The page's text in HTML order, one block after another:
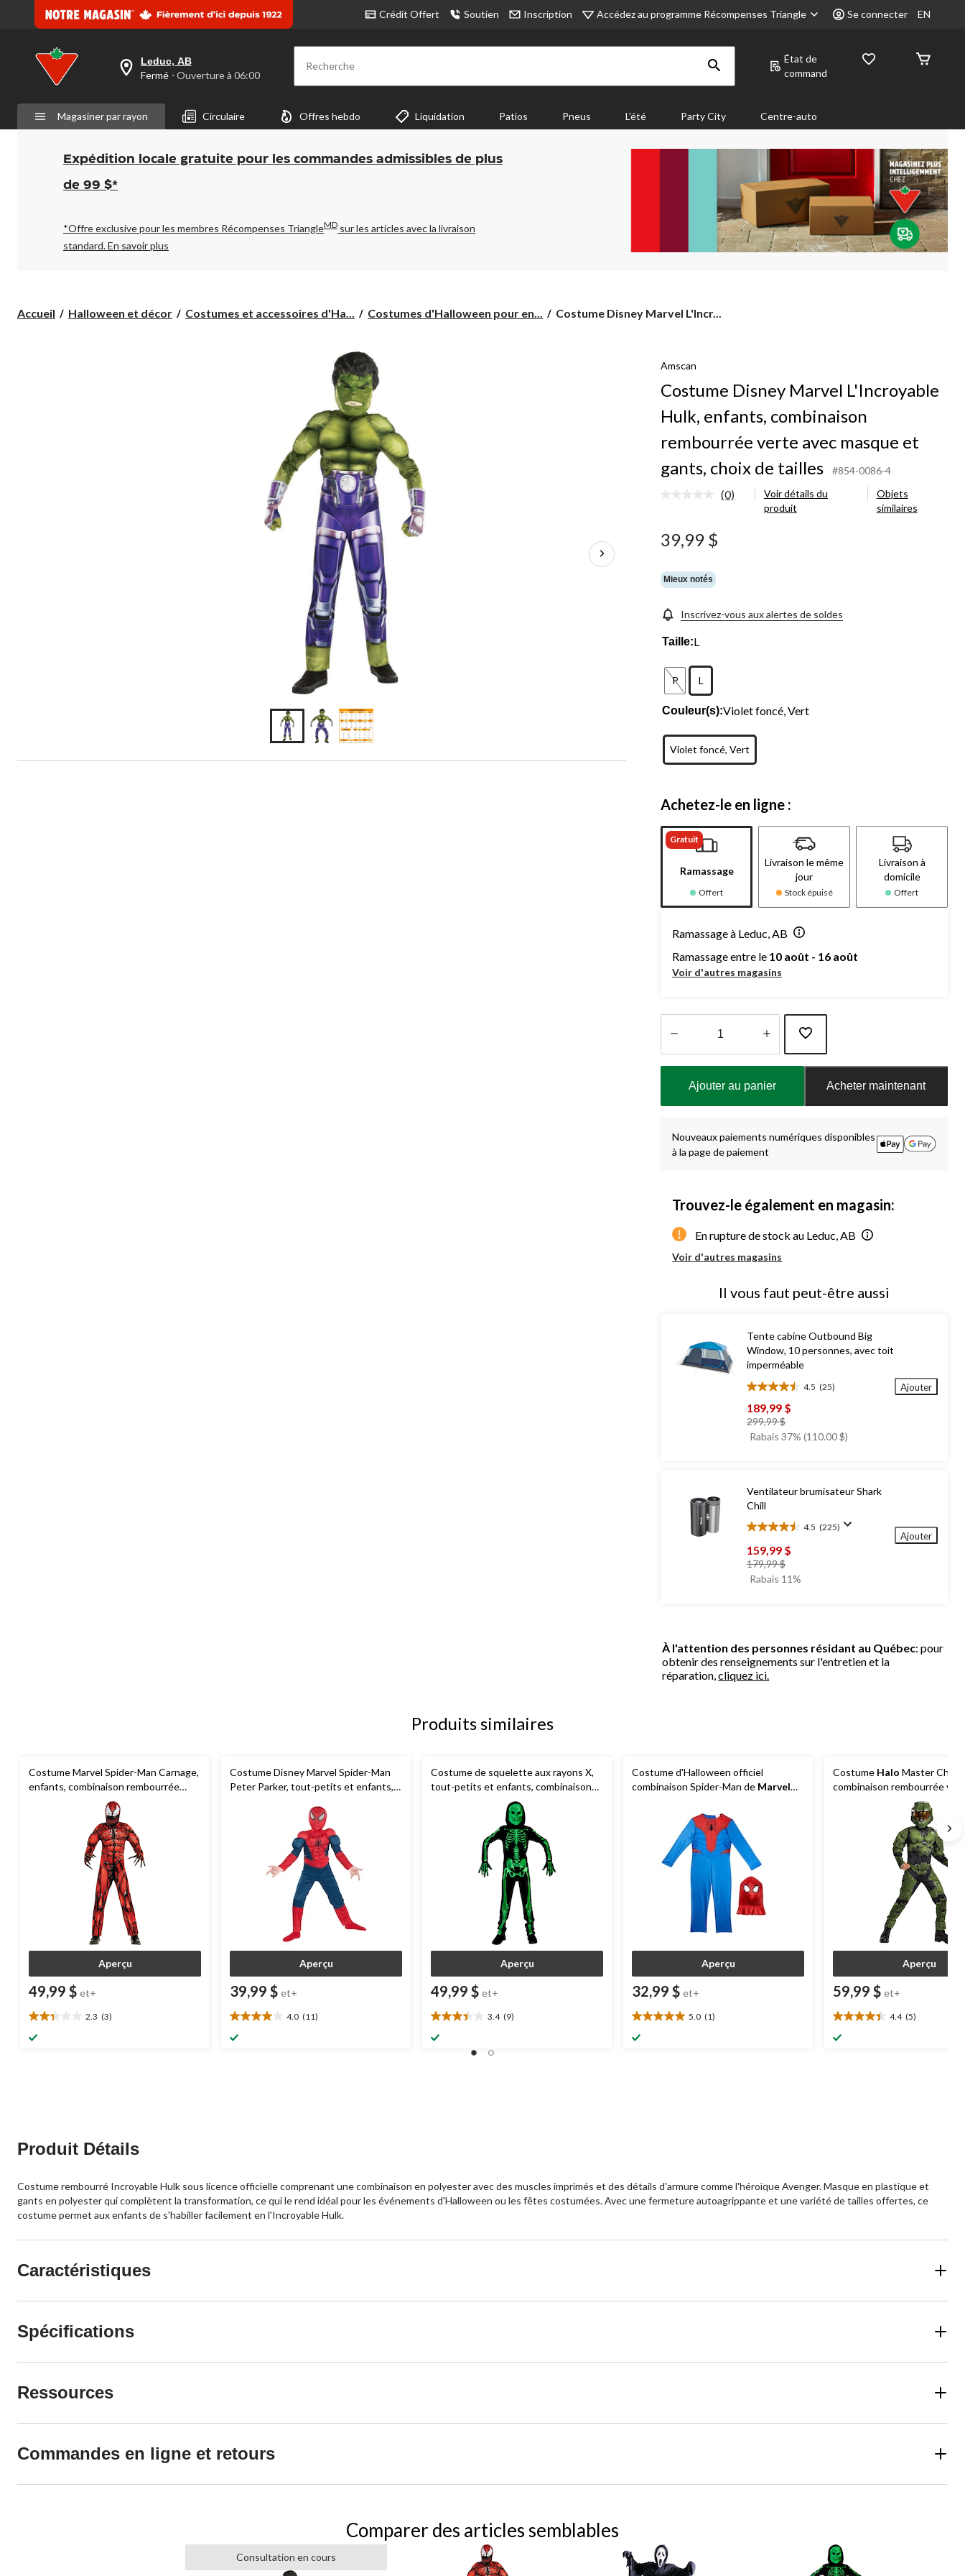
Crédit Offert Soutien Inscription Accédez au programme Récompenses Triangle Se connecter EN
votre
est
Leduc,
AB,
Fermé,
Ouverture
à
pour
changer
Leduc, AB
Fermé ⋅ Ouverture à 06:00 Recherche
État de
command
Magasiner par rayon Circulaire Offres hebdo Liquidation Patios Pneus L’été Party City Centre-auto
Expédition locale gratuite pour les commandes admissibles de plus
de 99 $*
*Offre exclusive pour les membres Récompenses TriangleMD sur les articles avec la livraison
standard.En savoir plus
Accueil Halloween et décor Costumes et accessoires d'Ha... Costumes d'Halloween pour en...
Costume
Costume Disney Marvel L'Incr...
Amscan
Costume Disney Marvel L'Incroyable
Hulk, enfants, combinaison
rembourrée verte avec masque et
gants, choix de tailles
#854-0086-4
Aucune
(0)
Voir détails du
produit
Objets
similaires
39,99 $
Mieux notés
Inscrivez-vous aux alertes de soldes
Taille:L
P L
Couleur(s):Violet foncé, Vert
Violet foncé, Vert
Achetez-le en ligne :
Gratuit
Ramassage
Offert
Livraison le même
jour
Stock épuisé
Livraison à
domicile
Offert
Ramassage à Leduc, AB
Ramassage entre le 10 août - 16 août
Voir d'autres magasins
Ajouter au panier Acheter maintenant
Nouveaux paiements numériques disponibles
à la page de paiement
Trouvez-le également en magasin:
En rupture de stock au Leduc, AB
Voir d'autres magasins
Il vous faut peut-être aussi
Tente cabine Outbound Big
Window, 10 personnes, avec toit
imperméable
4.5 (25)
4.5
étoile(s)
sur
5.
189,99 $
299,99 $prix
était
Rabais 37% (110.00 $)
Ajouter
Ventilateur brumisateur Shark
Chill
4.5 (225)
4.5
étoile(s)
sur
5.
159,99 $
179,99 $prix
était
Rabais 11%
Ajouter
À l'attention des personnes résidant au Québec: pour
obtenir des renseignements sur l'entretien et la
réparation,cliquez ici.
même
page.
Produits similaires
Costume Marvel Spider-Man Carnage,
enfants, combinaison rembourrée
rouge/noir avec masque et gants,
Aperçu
49,99 $ et+
2.3 (3)
2.3
étoile(s)
Costume Disney Marvel Spider-Man
Peter Parker, tout-petits et enfants,
avec masque, choix de tailles
Aperçu
39,99 $ et+
4.0 (11)
4.0
étoile(s)
Costume de squelette aux rayons X,
tout-petits et enfants, combinaison
noir/vert luminescent avec masque et
gants, choix de tailles
Aperçu
49,99 $ et+
3.4 (9)
3.4
étoile(s)
Costume d'Halloween officiel
combinaison Spider-Man de Marvel
d'options disponibles
Aperçu
32,99 $ et+
5.0 (1)
5.0
étoile(s)
Costume Halo Master
combinaison rembourrée
Aperçu
59,99 $ et+
4.4 (5)
4.4
étoile(s)
Produit Détails
Costume rembourré Incroyable Hulk sous licence officielle comprenant une combinaison en polyester avec des muscles imprimés et des détails d'armure comme l'héroïque Avenger. Masque en plastique et
gants en polyester qui complètent la transformation, ce qui le rend idéal pour les événements d'Halloween ou les fêtes costumées. Avec une fermeture autoagrippante et une variété de tailles offertes, ce
costume permet aux enfants de s'habiller facilement en l'Incroyable Hulk.
Caractéristiques
Spécifications
Ressources
Commandes en ligne et retours
Comparer des articles semblables
Consultation en cours